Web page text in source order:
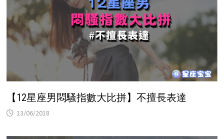
【12星座男悶騷指數大比拼】不擅長表達
13/06/2018